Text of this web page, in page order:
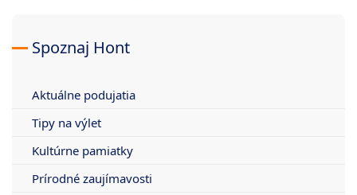
Spoznaj Hont
Aktuálne podujatia
Tipy na výlet
Kultúrne pamiatky
Prírodné zaujímavosti